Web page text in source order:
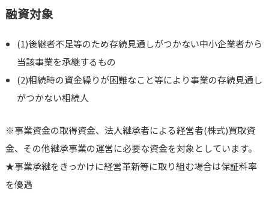
融資対象
(1)後継者不足等のため存続見通しがつかない中小企業者から
当該事業を承継するもの
(2)相続時の資金繰りが困難なこと等により事業の存続見通し
がつかない相続人
※事業資金の取得資金、法人継承者による経営者(株式)買取資
金、その他継承事業の運営に必要な資金を対象としています。
★事業承継をきっかけに経営革新等に取り組む場合は保証料率
を優遇